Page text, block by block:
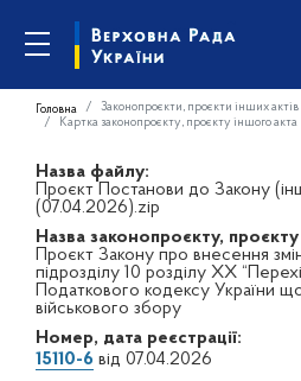
Головна Законопроєкти, проєкти інших актів
Картка законопроєкту, проєкту іншого акта
Назва файлу:
Проєкт Постанови до Закону
(07.04.2026).zip
Назва законопроєкту,
Проєкт Закону про внесення
підрозділу 10 розділу XX
Податкового кодексу України
військового збору
Номер, дата реєстрації:
15110-6 від 07.04.2026